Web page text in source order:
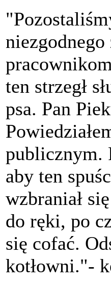
ten strzegł
psa. Pan
publicznym.
aby ten
wzbraniał
do ręki, po
się cofać.
kotłowni."-